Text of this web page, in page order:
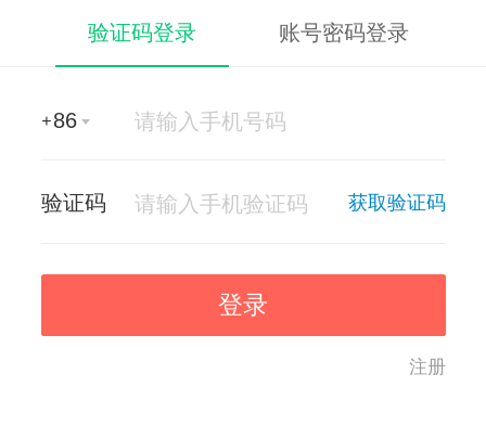
验证码登录 账号密码登录
+ 86
验证码 获取验证码
登录
注册